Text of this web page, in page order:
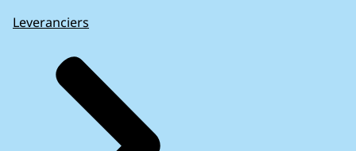
Leveranciers